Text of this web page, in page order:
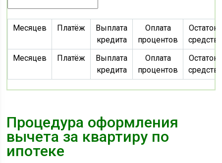
Месяцев Платёж
Выплата
кредита
Оплата
процентов
Остаток
средств
Месяцев
Платёж
Выплата
кредита
Оплата
процентов
Остаток
средств
Процедура оформления
вычета за квартиру по
ипотеке